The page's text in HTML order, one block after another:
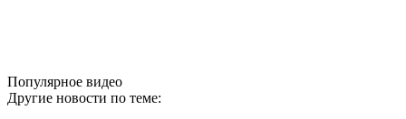
Популярное видео
Другие новости по теме: